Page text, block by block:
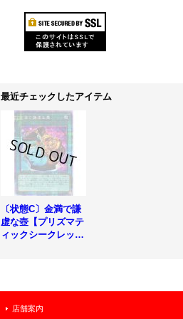
最近チェックしたアイテム
〔状態C〕金満で謙
虚な壺【プリズマテ
ィックシークレッ
店舗案内